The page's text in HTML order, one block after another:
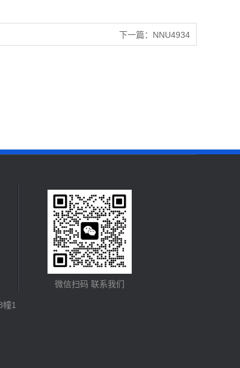
下一篇： NNU4934
1
微信扫码 联系我们